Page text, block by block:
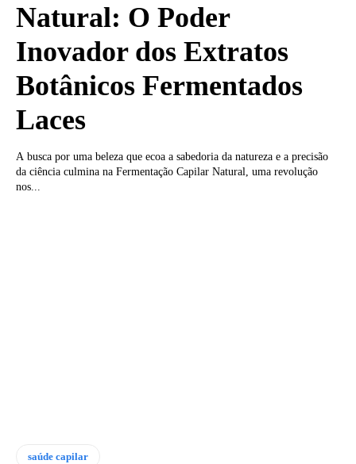
Natural: O Poder
Inovador dos Extratos
Botânicos Fermentados
Laces
A busca por uma beleza que ecoa a sabedoria da natureza e a precisão
da ciência culmina na Fermentação Capilar Natural, uma revolução
nos...
saúde capilar